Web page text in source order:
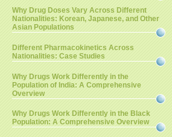
Why Drug Doses Vary Across Different
Nationalities: Korean, Japanese, and Other
Asian Populations
Different Pharmacokinetics Across
Nationalities: Case Studies
Why Drugs Work Differently in the
Population of India: A Comprehensive
Overview
Why Drugs Work Differently in the Black
Population: A Comprehensive Overview